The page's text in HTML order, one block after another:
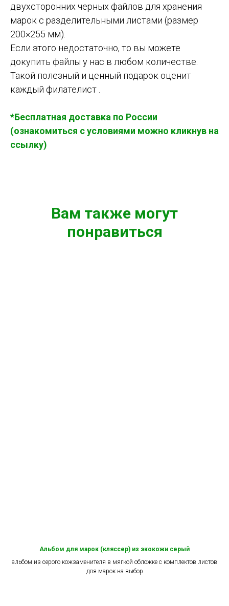
двухсторонних черных файлов для хранения
марок с разделительными листами (размер
200×255 мм).
Если этого недостаточно, то вы можете
докупить файлы у нас в любом количестве.
Такой полезный и ценный подарок оценит
каждый филателист .
*Бесплатная доставка по России
(ознакомиться с условиями можно кликнув на
ссылку)
Вам также могут
понравиться
Альбом для марок (кляссер) из экокожи серый
альбом из серого кожзаменителя в мягкой обложке с комплектов листов
для марок на выбор